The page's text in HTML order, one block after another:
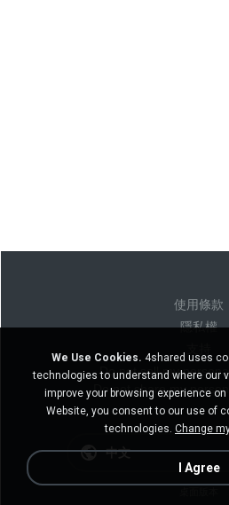
使用條款
隱私權
Do not sell my
Do not share my
中文
We Use Cookies. 4shared uses
technologies to understand where our
improve your browsing experience
Website, you consent to our use of
technologies. Change
I Agree